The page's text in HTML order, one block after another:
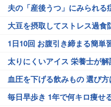
夫の「産後うつ」にみられる
大豆を摂取してストレス過食
1日10回 お腹引き締まる簡単
太りにくいアイス 栄養士が解
血圧を下げる飲みもの 選び方
毎日早歩き 1年で何キロ痩せ